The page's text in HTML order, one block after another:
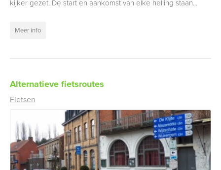
kijker gezet. De start en aankomst van elke helling staan...
Meer info
Alternatieve fietsroutes
Fietsen